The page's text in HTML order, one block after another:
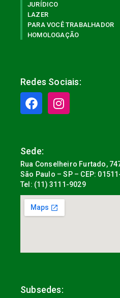
JURÍDICO
LAZER
PARA VOCÊ TRABALHADOR
HOMOLOGAÇÃO
Redes Sociais:
Sede:
Rua Conselheiro Furtado,
São Paulo – SP – CEP:
Tel: (11) 3111-9029
Subsedes: